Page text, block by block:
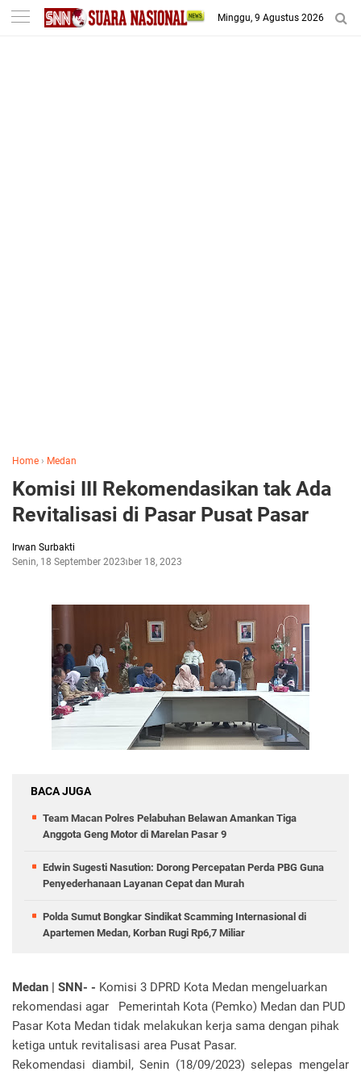
-->
Minggu, 9 Agustus 2026
Home › Medan
Komisi III Rekomendasikan tak Ada
Revitalisasi di Pasar Pusat Pasar
Irwan Surbakti
Senin, 18 September 2023September 18, 2023
BACA JUGA
Team Macan Polres Pelabuhan Belawan Amankan Tiga
Anggota Geng Motor di Marelan Pasar 9
Edwin Sugesti Nasution: Dorong Percepatan Perda PBG Guna
Penyederhanaan Layanan Cepat dan Murah
Polda Sumut Bongkar Sindikat Scamming Internasional di
Apartemen Medan, Korban Rugi Rp6,7 Miliar
Medan | SNN- - Komisi 3 DPRD Kota Medan mengeluarkan
rekomendasi agar Pemerintah Kota (Pemko) Medan dan PUD
Pasar Kota Medan tidak melakukan kerja sama dengan pihak
ketiga untuk revitalisasi area Pusat Pasar.
Rekomendasi diambil, Senin (18/09/2023) selepas mengelar